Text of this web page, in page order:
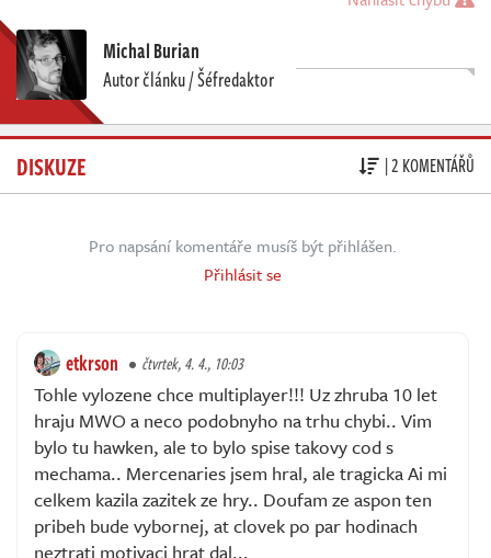
Michal Burian
Autor článku / Šéfredaktor
DISKUZE | 2 KOMENTÁŘŮ
Pro napsání komentáře musíš být přihlášen.
Přihlásit se
etkrson čtvrtek, 4. 4., 10:03
Tohle vylozene chce multiplayer!!! Uz zhruba 10 let
hraju MWO a neco podobnyho na trhu chybi.. Vim
bylo tu hawken, ale to bylo spise takovy cod s
mechama.. Mercenaries jsem hral, ale tragicka Ai mi
celkem kazila zazitek ze hry.. Doufam ze aspon ten
pribeh bude vybornej, at clovek po par hodinach
neztrati motivaci hrat dal...